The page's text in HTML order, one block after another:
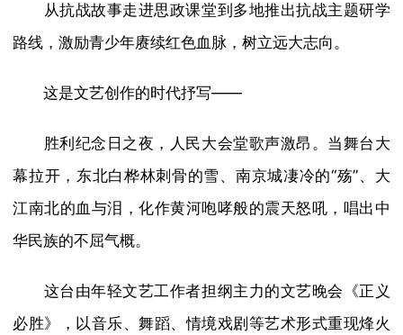
从抗战故事走进思政课堂到多地推出抗战主题研学
路线，激励青少年赓续红色血脉，树立远大志向。
这是文艺创作的时代抒写——
胜利纪念日之夜，人民大会堂歌声激昂。当舞台大
幕拉开，东北白桦林刺骨的雪、南京城凄冷的“殇”、大
江南北的血与泪，化作黄河咆哮般的震天怒吼，唱出中
华民族的不屈气概。
这台由年轻文艺工作者担纲主力的文艺晚会《正义
必胜》，以音乐、舞蹈、情境戏剧等艺术形式重现烽火